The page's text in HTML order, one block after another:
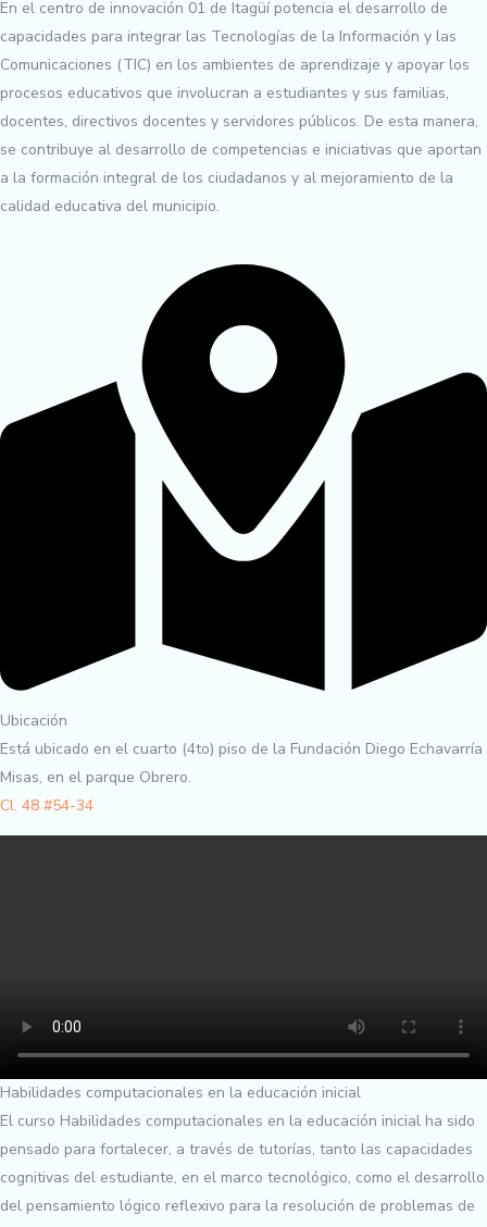
En el centro de innovación 01 de Itagüí potencia el desarrollo de
capacidades para integrar las Tecnologías de la Información y las
Comunicaciones (TIC) en los ambientes de aprendizaje y apoyar los
procesos educativos que involucran a estudiantes y sus familias,
docentes, directivos docentes y servidores públicos. De esta manera,
se contribuye al desarrollo de competencias e iniciativas que aportan
a la formación integral de los ciudadanos y al mejoramiento de la
calidad educativa del municipio.
Ubicación
Está ubicado en el cuarto (4to) piso de la Fundación Diego Echavarría
Misas, en el parque Obrero.
Cl. 48 #54-34
Habilidades computacionales en la educación inicial
El curso Habilidades computacionales en la educación inicial ha sido
pensado para fortalecer, a través de tutorías, tanto las capacidades
cognitivas del estudiante, en el marco tecnológico, como el desarrollo
del pensamiento lógico reflexivo para la resolución de problemas de